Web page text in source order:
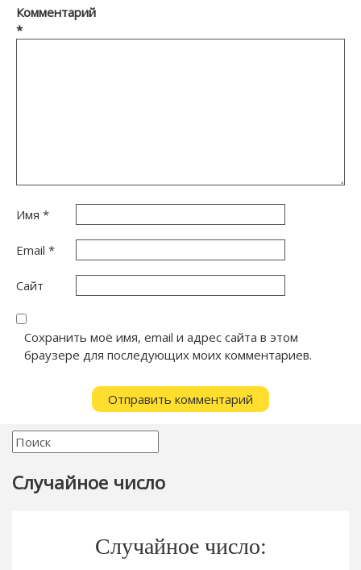
Комментарий
*
Имя *
Email *
Сайт
Сохранить моё имя, email и адрес сайта в этом
браузере для последующих моих комментариев.
Случайное число
Случайное число: